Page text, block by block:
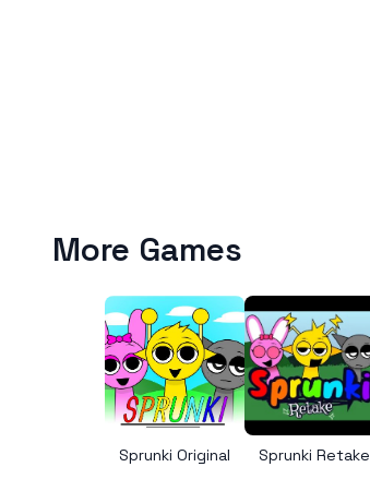
More Games
Sprunki Original Sprunki Retake